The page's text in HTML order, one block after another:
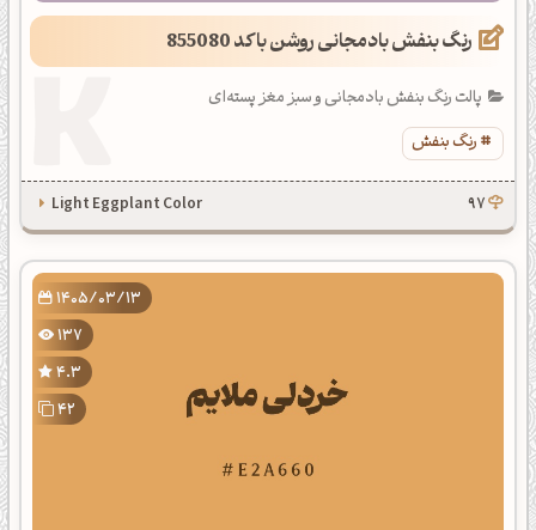
رنگ بنفش بادمجانی روشن با کد 855080
پالت رنگ بنفش بادمجانی و سبز مغز پسته‌ای
رنگ بنفش
97
Light Eggplant Color
1405/03/13
137
4.3
42